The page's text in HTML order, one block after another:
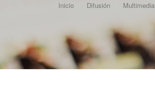
Inicio Difusión Multimedia